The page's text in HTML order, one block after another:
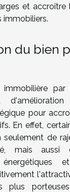
et accroître
immobiliers.
du bien
immobilière
pour
En effet,
de
mais aussi
énergétiques
plus